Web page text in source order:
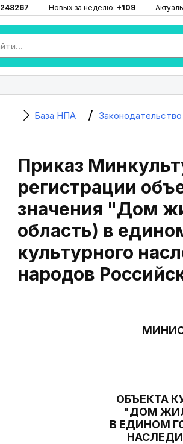
248267 Новых за неделю: +109
База НПА
Приказ
регистрации
значения "Дом
область) в
культурного
народов
ОБЪЕКТА
"ДОМ
В ЕДИНОМ